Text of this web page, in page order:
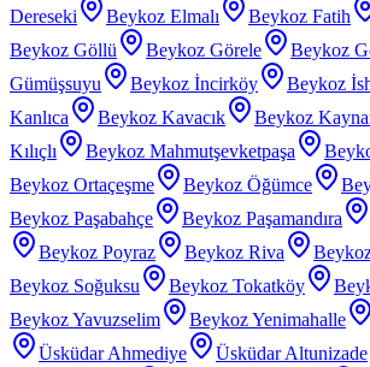
Dereseki
Beykoz Elmalı Beykoz Fatih
Beykoz Göllü
Beykoz Görele Beykoz
Gümüşsuyu
Beykoz İncirköy Beykoz
Kanlıca
Beykoz Kavacık Beykoz
Kılıçlı
Beykoz Mahmutşevketpaşa
Beykoz Ortaçeşme
Beykoz Öğümce
Beykoz Paşabahçe
Beykoz Paşamandıra
Beykoz Poyraz
Beykoz Riva
Beykoz Soğuksu
Beykoz Tokatköy
Beykoz Yavuzselim
Beykoz Yenimahalle
Üsküdar Ahmediye
Üsküdar Altunizade